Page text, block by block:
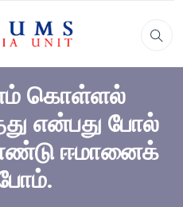
கொள்ளல்
என்பது போல்
ஈமானைக்